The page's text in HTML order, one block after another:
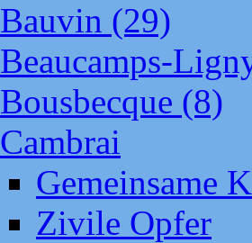
Bauvin (29)
Beaucamps-
Bousbecque (8)
Cambrai
Gemeinsame
Zivile Opfer